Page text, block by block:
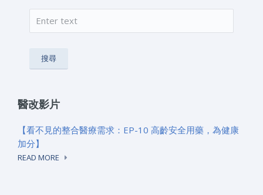
搜尋表單
搜尋
醫改影片
【看不見的整合醫療需求：EP-10 高齡安全用藥，為健康
加分】
READ MORE